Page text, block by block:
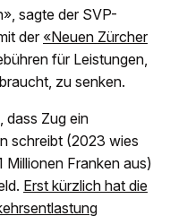
sagte der SVP-
der «Neuen Zürcher
für Leistungen,
zu senken.
dass Zug ein
schreibt (2023 wies
Franken aus)
Erst kürzlich hat die